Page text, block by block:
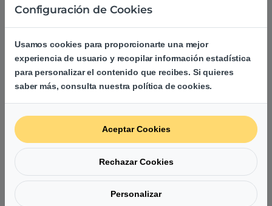
Basado en 0 reseñas
0
0
0
0
Configuración de Cookies
Usamos cookies para proporcionarte una mejor
experiencia de usuario y recopilar información estadística
para personalizar el contenido que recibes. Si quieres
saber más, consulta nuestra política de cookies.
Aceptar Cookies
Rechazar Cookies
Personalizar